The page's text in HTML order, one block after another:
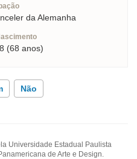
da Alemanha
(68 anos)
Não
que procuro
Universidade Estadual Paulista
de Arte e Design.